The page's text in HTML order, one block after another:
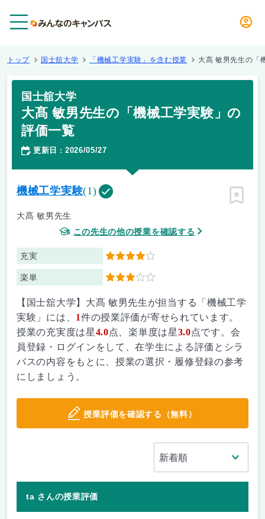
トップ 国士舘大学 「機械工学実験」を含む授業 大髙 敏男先生の「
国士舘大学
大髙 敏男先生の「機械工学実験」の
評価一覧
更新日 ： 2026/05/27
機械工学実験(1)
大髙 敏男先生
この先生の他の授業を確認する
充実 4
楽単 3
ピン留
【国士舘大学】大髙 敏男先生が担当する「機械工学
実験」には、 1件の授業評価が寄せられています。
授業の充実度は星4.0点、楽単度は星3.0点です。会
員登録・ログインをして、在学生による評価とシラ
バスの内容をもとに、授業の選択・履修登録の参考
にしましょう。
授業評価を確認する（無料）
ta さんの授業評価